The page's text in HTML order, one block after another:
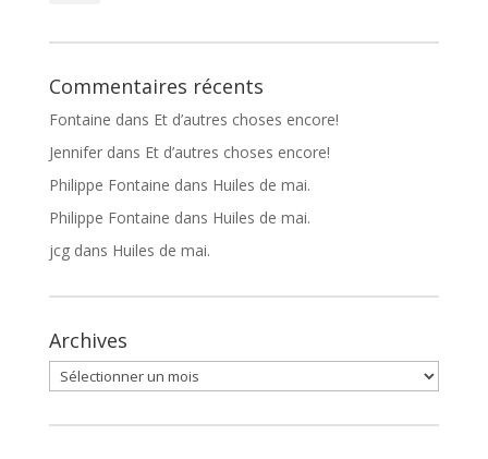
Commentaires récents
Fontaine dans Et d’autres choses encore!
Jenniferdans Et d’autres choses encore!
Philippe Fontaine dans Huiles de mai.
Philippe Fontaine dans Huiles de mai.
jcgdans Huiles de mai.
Archives
Archives